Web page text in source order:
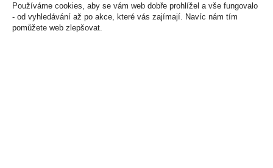
Cena za:1 ks
Skladem:50 - 100 ks
Skladem:více než 500 ks
Používáme cookies, aby se vám web dobře prohlížel a vše fungovalo
- od vyhledávání až po akce, které vás zajímají. Navíc nám tím
pomůžete web zlepšovat.